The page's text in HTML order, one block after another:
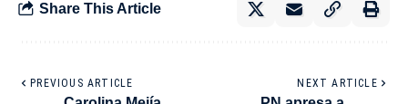
Share This Article
PREVIOUS ARTICLE NEXT ARTICLE